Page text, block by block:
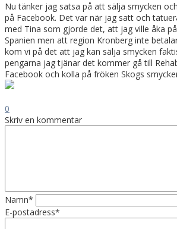
Nu tänker jag satsa på att sälja smycken
på Facebook. Det var när jag satt och
med Tina som gjorde det, att jag ville åka
Spanien men att region Kronberg inte
kom vi på det att jag kan sälja smycken
pengarna jag tjänar det kommer gå till
Facebook och kolla på fröken Skogs
0
Skriv en kommentar
Namn*
E-postadress*